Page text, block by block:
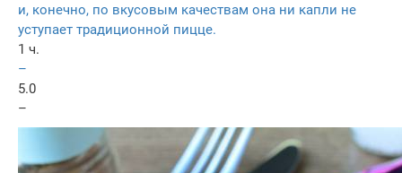
и, конечно, по вкусовым качествам она ни капли не
уступает традиционной пицце.
1 ч.
–
5.0
–